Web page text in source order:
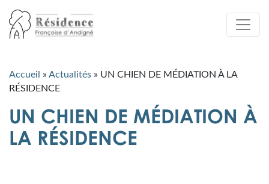
Accueil » Actualités » UN CHIEN DE MÉDIATION À LA
RÉSIDENCE
UN CHIEN DE MÉDIATION À
LA RÉSIDENCE